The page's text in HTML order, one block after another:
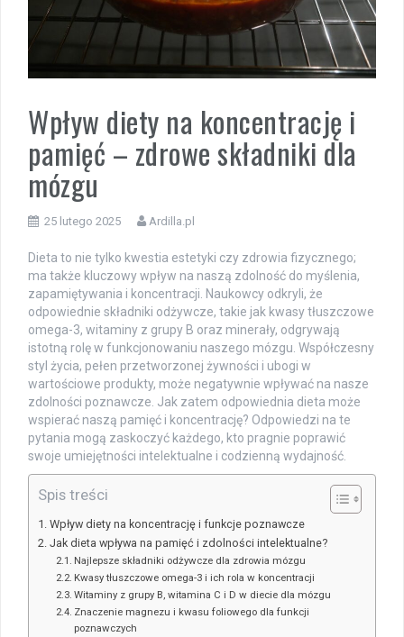
Wpływ diety na koncentrację i
pamięć – zdrowe składniki dla
mózgu
25 lutego 2025 Ardilla.pl
Dieta to nie tylko kwestia estetyki czy zdrowia fizycznego;
ma także kluczowy wpływ na naszą zdolność do myślenia,
zapamiętywania i koncentracji. Naukowcy odkryli, że
odpowiednie składniki odżywcze, takie jak kwasy tłuszczowe
omega-3, witaminy z grupy B oraz minerały, odgrywają
istotną rolę w funkcjonowaniu naszego mózgu. Współczesny
styl życia, pełen przetworzonej żywności i ubogi w
wartościowe produkty, może negatywnie wpływać na nasze
zdolności poznawcze. Jak zatem odpowiednia dieta może
wspierać naszą pamięć i koncentrację? Odpowiedzi na te
pytania mogą zaskoczyć każdego, kto pragnie poprawić
swoje umiejętności intelektualne i codzienną wydajność.
Spis treści
Wpływ diety na koncentrację i funkcje poznawcze
Jak dieta wpływa na pamięć i zdolności intelektualne?
Najlepsze składniki odżywcze dla zdrowia mózgu
Kwasy tłuszczowe omega-3 i ich rola w koncentracji
Witaminy z grupy B, witamina C i D w diecie dla mózgu
Znaczenie magnezu i kwasu foliowego dla funkcji
poznawczych